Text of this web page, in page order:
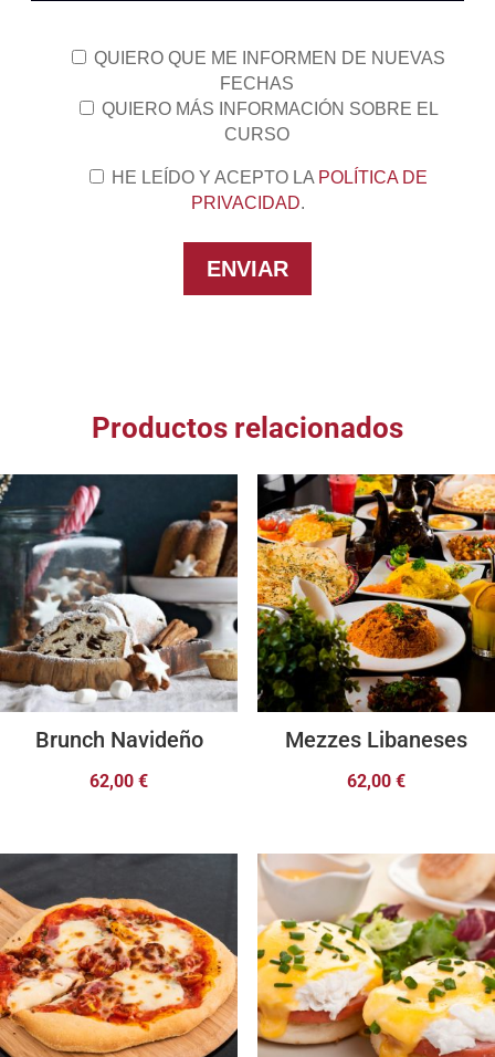
QUIERO QUE ME INFORMEN DE NUEVAS
FECHAS
QUIERO MÁS INFORMACIÓN SOBRE EL
CURSO
HE LEÍDO Y ACEPTO LA POLÍTICA DE
PRIVACIDAD.
Productos relacionados
Brunch Navideño
62,00€
Mezzes Libaneses
62,00 €